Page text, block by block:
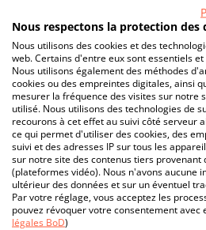
Nous respectons la protection des
Nous utilisons des cookies et des
web. Certains d'entre eux sont essentiels
Nous utilisons également des méthodes
cookies ou des empreintes digitales, ainsi
mesurer la fréquence des visites sur notre
utilisé. Nous utilisons des technologies de
recourons à cet effet au suivi côté serveur
ce qui permet d'utiliser des cookies, des
suivi et des adresses IP sur tous les
sur notre site des contenus tiers
(plateformes vidéo). Nous n'avons aucune
ultérieur des données et sur un éventuel
Par votre réglage, vous acceptez les
pouvez révoquer votre consentement avec
légales BoD)